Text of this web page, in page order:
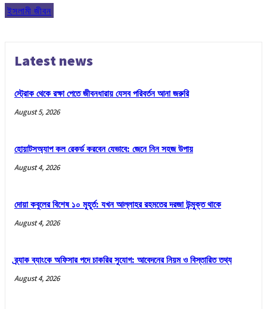
ইসলামী জীবন
Latest news
স্ট্রোক থেকে রক্ষা পেতে জীবনধারায় যেসব পরিবর্তন আনা জরুরি
August 5, 2026
হোয়াটসঅ্যাপ কল রেকর্ড করবেন যেভাবে: জেনে নিন সহজ উপায়
August 4, 2026
দোয়া কবুলের বিশেষ ১০ মুহূর্ত: যখন আল্লাহর রহমতের দরজা উন্মুক্ত থাকে
August 4, 2026
ব্র্যাক ব্যাংকে অফিসার পদে চাকরির সুযোগ: আবেদনের নিয়ম ও বিস্তারিত তথ্য
August 4, 2026